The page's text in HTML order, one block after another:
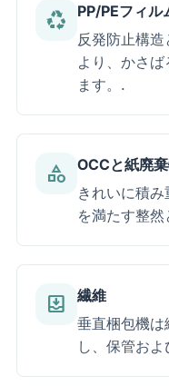
recycling
PP/PEフィル
反発防止構
より、かさ
ます。.
category
OCCと紙廃
きれいに積
を満たす整
move_to_inbox
繊維
垂直梱包機
し、保管お